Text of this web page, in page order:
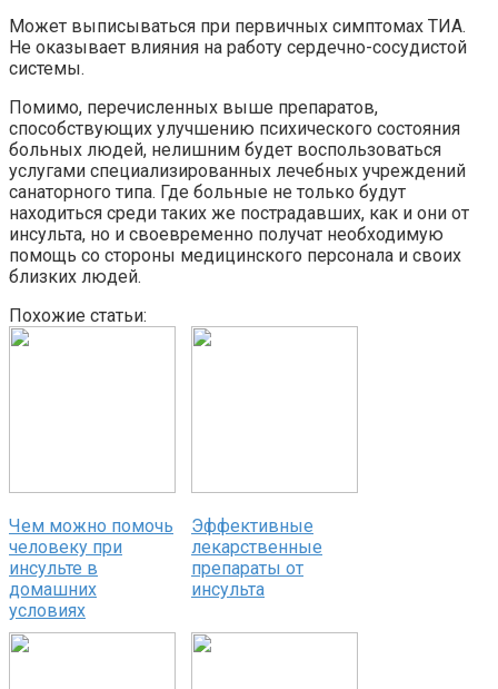
Может выписываться при первичных симптомах ТИА.
Не оказывает влияния на работу сердечно-сосудистой
системы.
Помимо, перечисленных выше препаратов,
способствующих улучшению психического состояния
больных людей, нелишним будет воспользоваться
услугами специализированных лечебных учреждений
санаторного типа. Где больные не только будут
находиться среди таких же пострадавших, как и они от
инсульта, но и своевременно получат необходимую
помощь со стороны медицинского персонала и своих
близких людей.
Похожие статьи:
Чем можно помочь
человеку при
инсульте в
домашних
условиях
Эффективные
лекарственные
препараты от
инсульта